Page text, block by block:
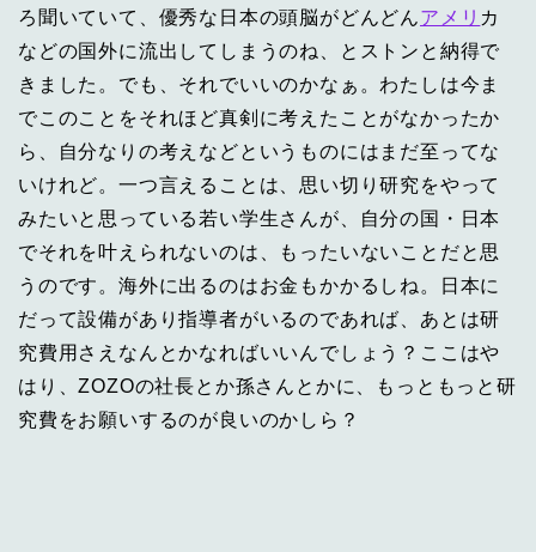
ろ聞いていて、優秀な日本の頭脳がどんどんアメリ カ
などの国外に流出してしまうのね、とストンと納得で
きました。でも、それでいいのかなぁ。わたしは今ま
でこのことをそれほど真剣に考えたことがなかったか
ら、自分なりの考えなどというものにはまだ至ってな
いけれど。一つ言えることは、思い切り研究をやって
みたいと思っている若い学生さんが、自分の国・日本
でそれを叶えられないのは、もったいないことだと思
うのです。海外に出るのはお金もかかるしね。日本に
だって設備があり指導者がいるのであれば、あとは研
究費用さえなんとかなればいいんでしょう？ここはや
はり、ZOZOの社長とか孫さんとかに、もっともっと研
究費をお願いするのが良いのかしら？